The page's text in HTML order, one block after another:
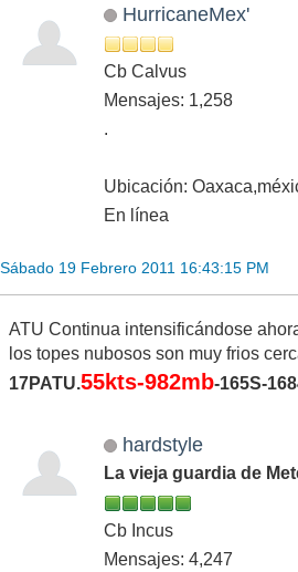
HurricaneMex'
Cb Calvus
Mensajes: 1,258
.
Ubicación:
En línea
Sábado 19 Febrero 2011 16:43:15 PM
ATU Continua intensificándose
los topes nubosos son muy frios
17PATU.55kts-982mb-165S-
hardstyle
La vieja guardia de
Cb Incus
Mensajes: 4,247